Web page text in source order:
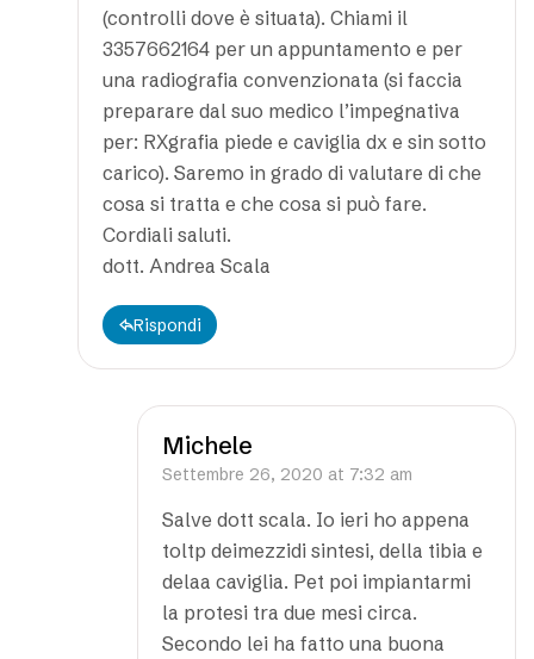
(controlli dove è situata). Chiami il
3357662164 per un appuntamento e per
una radiografia convenzionata (si faccia
preparare dal suo medico l’impegnativa
per: RXgrafia piede e caviglia dx e sin sotto
carico). Saremo in grado di valutare di che
cosa si tratta e che cosa si può fare.
Cordiali saluti.
dott. Andrea Scala
Rispondi
Michele
Settembre 26, 2020 at 7:32 am
Salve dott scala. Io ieri ho appena
toltp deimezzidi sintesi, della tibia e
delaa caviglia. Pet poi impiantarmi
la protesi tra due mesi circa.
Secondo lei ha fatto una buona